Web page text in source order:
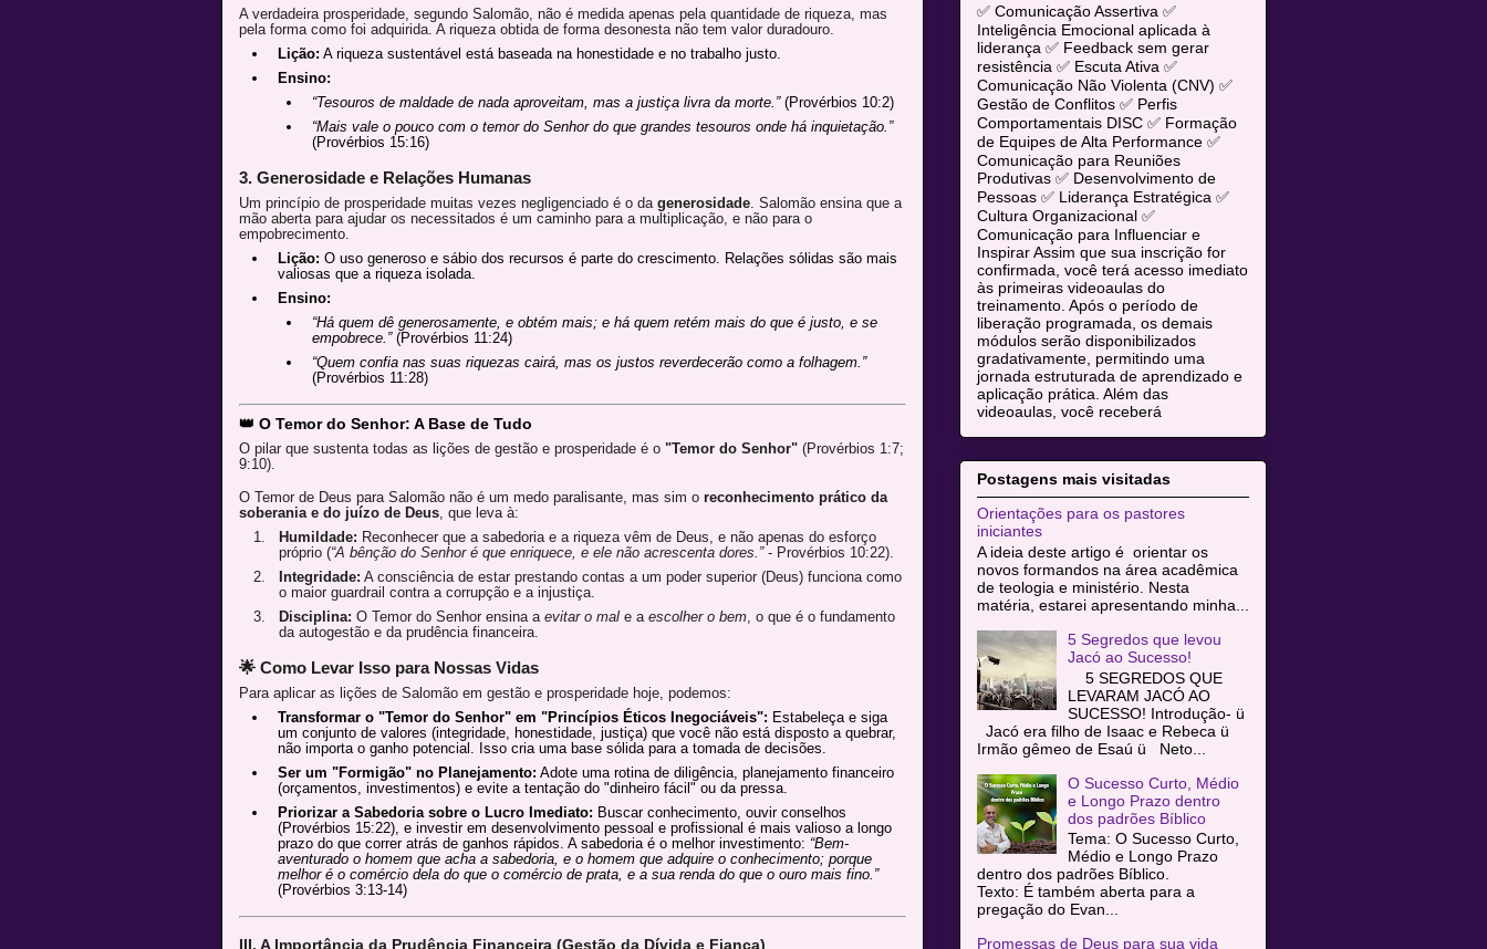
A verdadeira prosperidade, segundo Salomão, não é medida apenas pela quantidade de riqueza, mas
pela forma como foi adquirida. A riqueza obtida de forma desonesta não tem valor duradouro.
Lição: A riqueza sustentável está baseada na honestidade e no trabalho justo.
Ensino:
“Tesouros de maldade de nada aproveitam, mas a justiça livra da morte.”(Provérbios 10:2)
“Mais vale o pouco com o temor do Senhor do que grandes tesouros onde há inquietação.”
(Provérbios 15:16)
3. Generosidade e Relações Humanas
Um princípio de prosperidade muitas vezes negligenciado é o da generosidade. Salomão ensina que a
mão aberta para ajudar os necessitados é um caminho para a multiplicação, e não para o
empobrecimento.
Lição: O uso generoso e sábio dos recursos é parte do crescimento. Relações sólidas são mais
valiosas que a riqueza isolada.
Ensino:
“Há quem dê generosamente, e obtém mais; e há quem retém mais do que é justo, e se
empobrece.”(Provérbios 11:24)
“Quem confia nas suas riquezas cairá, mas os justos reverdecerão como a folhagem.”
(Provérbios 11:28)
👑 O Temor do Senhor: A Base de Tudo
O pilar que sustenta todas as lições de gestão e prosperidade é o "Temor do Senhor"(Provérbios 1:7;
9:10).
O Temor de Deus para Salomão não é um medo paralisante, mas sim o reconhecimento prático da
soberania e do juízo de Deus, que leva à:
Humildade: Reconhecer que a sabedoria e a riqueza vêm de Deus, e não apenas do esforço
próprio (“A bênção do Senhor é que enriquece, e ele não acrescenta dores.”- Provérbios 10:22).
Integridade: A consciência de estar prestando contas a um poder superior (Deus) funciona como
o maior guardrail contra a corrupção e a injustiça.
Disciplina: O Temor do Senhor ensina a evitar o male a escolher o bem, o que é o fundamento
da autogestão e da prudência financeira.
🌟 Como Levar Isso para Nossas Vidas
Para aplicar as lições de Salomão em gestão e prosperidade hoje, podemos:
Transformar o "Temor do Senhor" em "Princípios Éticos Inegociáveis": Estabeleça e siga
um conjunto de valores (integridade, honestidade, justiça) que você não está disposto a quebrar,
não importa o ganho potencial. Isso cria uma base sólida para a tomada de decisões.
Ser um "Formigão" no Planejamento: Adote uma rotina de diligência, planejamento financeiro
(orçamentos, investimentos) e evite a tentação do "dinheiro fácil" ou da pressa.
Priorizar a Sabedoria sobre o Lucro Imediato: Buscar conhecimento, ouvir conselhos
(Provérbios 15:22), e investir em desenvolvimento pessoal e profissional é mais valioso a longo
prazo do que correr atrás de ganhos rápidos. A sabedoria é o melhor investimento: “Bem-
aventurado o homem que acha a sabedoria, e o homem que adquire o conhecimento; porque
melhor é o comércio dela do que o comércio de prata, e a sua renda do que o ouro mais fino.”
(Provérbios 3:13-14)
III. A Importância da Prudência Financeira (Gestão da Dívida e Fiança)
✅ Comunicação Assertiva ✅
Inteligência Emocional aplicada à
liderança ✅ Feedback sem gerar
resistência ✅ Escuta Ativa ✅
Comunicação Não Violenta (CNV) ✅
Gestão de Conflitos ✅ Perfis
Comportamentais DISC ✅ Formação
de Equipes de Alta Performance ✅
Comunicação para Reuniões
Produtivas ✅ Desenvolvimento de
Pessoas ✅ Liderança Estratégica ✅
Cultura Organizacional ✅
Comunicação para Influenciar e
Inspirar Assim que sua inscrição for
confirmada, você terá acesso imediato
às primeiras videoaulas do
treinamento. Após o período de
liberação programada, os demais
módulos serão disponibilizados
gradativamente, permitindo uma
jornada estruturada de aprendizado e
aplicação prática. Além das
videoaulas, você receberá
Postagens mais visitadas
Orientações para os pastores
iniciantes
A ideia deste artigo é orientar os
novos formandos na área acadêmica
de teologia e ministério. Nesta
matéria, estarei apresentando minha...
5 Segredos que levou
Jacó ao Sucesso!
5 SEGREDOS QUE
LEVARAM JACÓ AO
SUCESSO! Introdução- ü
Jacó era filho de Isaac e Rebeca ü
Irmão gêmeo de Esaú ü Neto...
O Sucesso Curto, Médio
e Longo Prazo dentro
dos padrões Bíblico
Tema: O Sucesso Curto,
Médio e Longo Prazo
dentro dos padrões Bíblico.
Texto: É também aberta para a
pregação do Evan...
Promessas de Deus para sua vida